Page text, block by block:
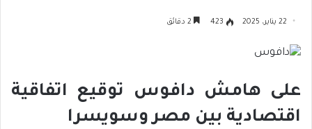
22 يناير، 2025 423
على هامش دافوس توقيع اتفاقية
اقتصادية بين مصر وسويسرا